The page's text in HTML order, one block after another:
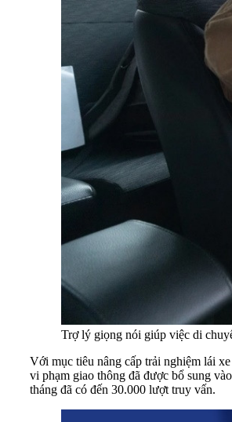
Trợ lý giọng nói giúp việc di
Với mục tiêu nâng cấp trải nghiệm lái
vi phạm giao thông đã được bổ sung
tháng đã có đến 30.000 lượt truy vấn.